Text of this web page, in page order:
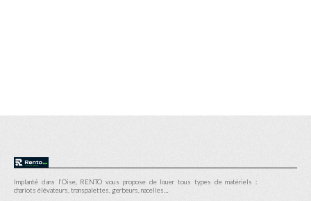
Implanté dans l’Oise, RENTO vous propose de louer tous types de matériels :
chariots élévateurs, transpalettes, gerbeurs, nacelles…